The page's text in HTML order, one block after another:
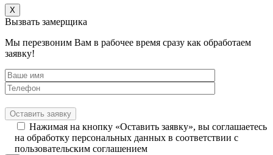
X
Вызвать замерщика
Мы перезвоним Вам в рабочее время сразу как обработаем
заявку!
Нажимая на кнопку «Оставить заявку», вы соглашаетесь
на обработку персональных данных в соответствии с
пользовательским соглашением